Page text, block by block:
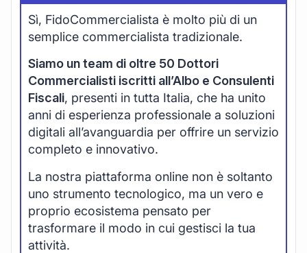
Sì, FidoCommercialista è molto più di un
semplice commercialista tradizionale.
Siamo un team di oltre 50 Dottori
Commercialisti iscritti all’Albo e Consulenti
Fiscali, presenti in tutta Italia, che ha unito
anni di esperienza professionale a soluzioni
digitali all’avanguardia per offrire un servizio
completo e innovativo.
La nostra piattaforma online non è soltanto
uno strumento tecnologico, ma un vero e
proprio ecosistema pensato per
trasformare il modo in cui gestisci la tua
attività.